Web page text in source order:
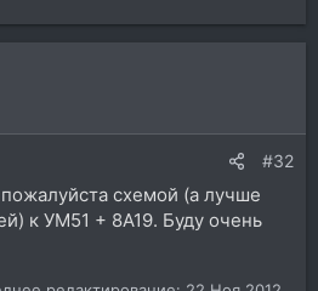
#32
схемой (а лучше
к УМ51 + 8А19. Буду очень